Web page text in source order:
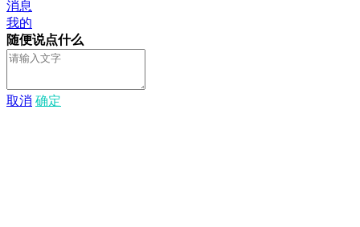
消息
我的
随便说点什么
取消 确定